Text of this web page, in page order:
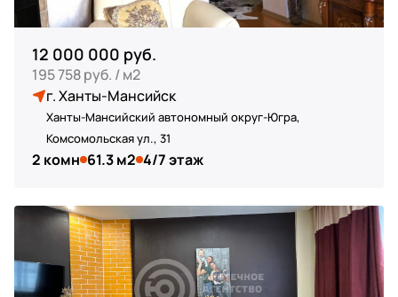
12 000 000 руб.
195 758 руб. / м2
г. Ханты-Мансийск
Ханты-Мансийский автономный округ-Югра,
Комсомольская ул., 31
2 комн 61.3 м2 4/7 этаж